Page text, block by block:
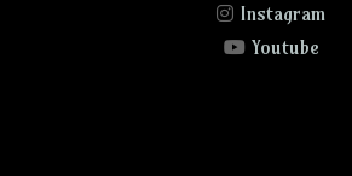
Instagram
Youtube